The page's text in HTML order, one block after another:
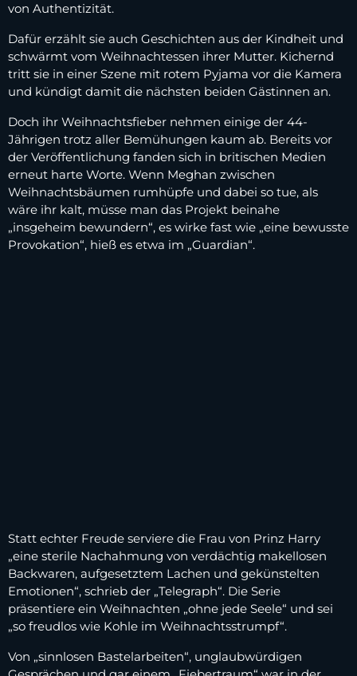
von Authentizität.
Dafür erzählt sie auch Geschichten aus der Kindheit und
schwärmt vom Weihnachtessen ihrer Mutter. Kichernd
tritt sie in einer Szene mit rotem Pyjama vor die Kamera
und kündigt damit die nächsten beiden Gästinnen an.
Doch ihr Weihnachtsfieber nehmen einige der 44-
Jährigen trotz aller Bemühungen kaum ab. Bereits vor
der Veröffentlichung fanden sich in britischen Medien
erneut harte Worte. Wenn Meghan zwischen
Weihnachtsbäumen rumhüpfe und dabei so tue, als
wäre ihr kalt, müsse man das Projekt beinahe
„insgeheim bewundern“, es wirke fast wie „eine bewusste
Provokation“, hieß es etwa im „Guardian“.
Statt echter Freude serviere die Frau von Prinz Harry
„eine sterile Nachahmung von verdächtig makellosen
Backwaren, aufgesetztem Lachen und gekünstelten
Emotionen“, schrieb der „Telegraph“. Die Serie
präsentiere ein Weihnachten „ohne jede Seele“ und sei
„so freudlos wie Kohle im Weihnachtsstrumpf“.
Von „sinnlosen Bastelarbeiten“, unglaubwürdigen